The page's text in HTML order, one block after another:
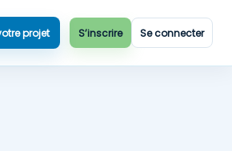
projet S’inscrire Se connecter